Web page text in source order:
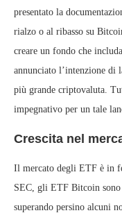
presentato la
rialzo o al ribasso su
creare un fondo che
annunciato l’intenzione di
più grande criptovaluta.
impegnativo per un tale
Crescita nel
Il mercato degli ETF è in
SEC, gli ETF Bitcoin sono
superando persino alcuni